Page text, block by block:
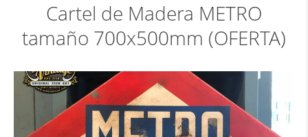
Cartel de Madera METRO
tamaño 700x500mm (OFERTA)